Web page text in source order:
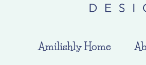
Amilishly Home